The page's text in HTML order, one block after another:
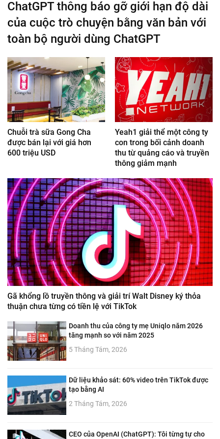
ChatGPT thông báo gỡ giới hạn độ dài
của cuộc trò chuyện bằng văn bản với
toàn bộ người dùng ChatGPT
Chuỗi trà sữa Gong Cha
được bán lại với giá hơn
600 triệu USD
Yeah1 giải thể một công ty
con trong bối cảnh doanh
thu từ quảng cáo và truyền
thông giảm mạnh
Gã khổng lồ truyền thông và giải trí Walt Disney ký thỏa
thuận chưa từng có tiền lệ với TikTok
Doanh thu của công ty mẹ Uniqlo năm 2026
tăng mạnh so với năm 2025
5 Tháng Tám, 2026
Dữ liệu khảo sát: 60% video trên TikTok được
tạo bằng AI
2 Tháng Tám, 2026
CEO của OpenAI (ChatGPT): Tôi từng tự cho